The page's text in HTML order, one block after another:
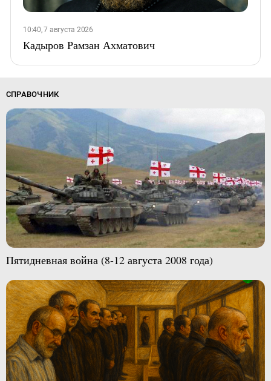
10:40, 7 августа 2026
Кадыров Рамзан Ахматович
СПРАВОЧНИК
Пятидневная война (8-12 августа 2008 года)